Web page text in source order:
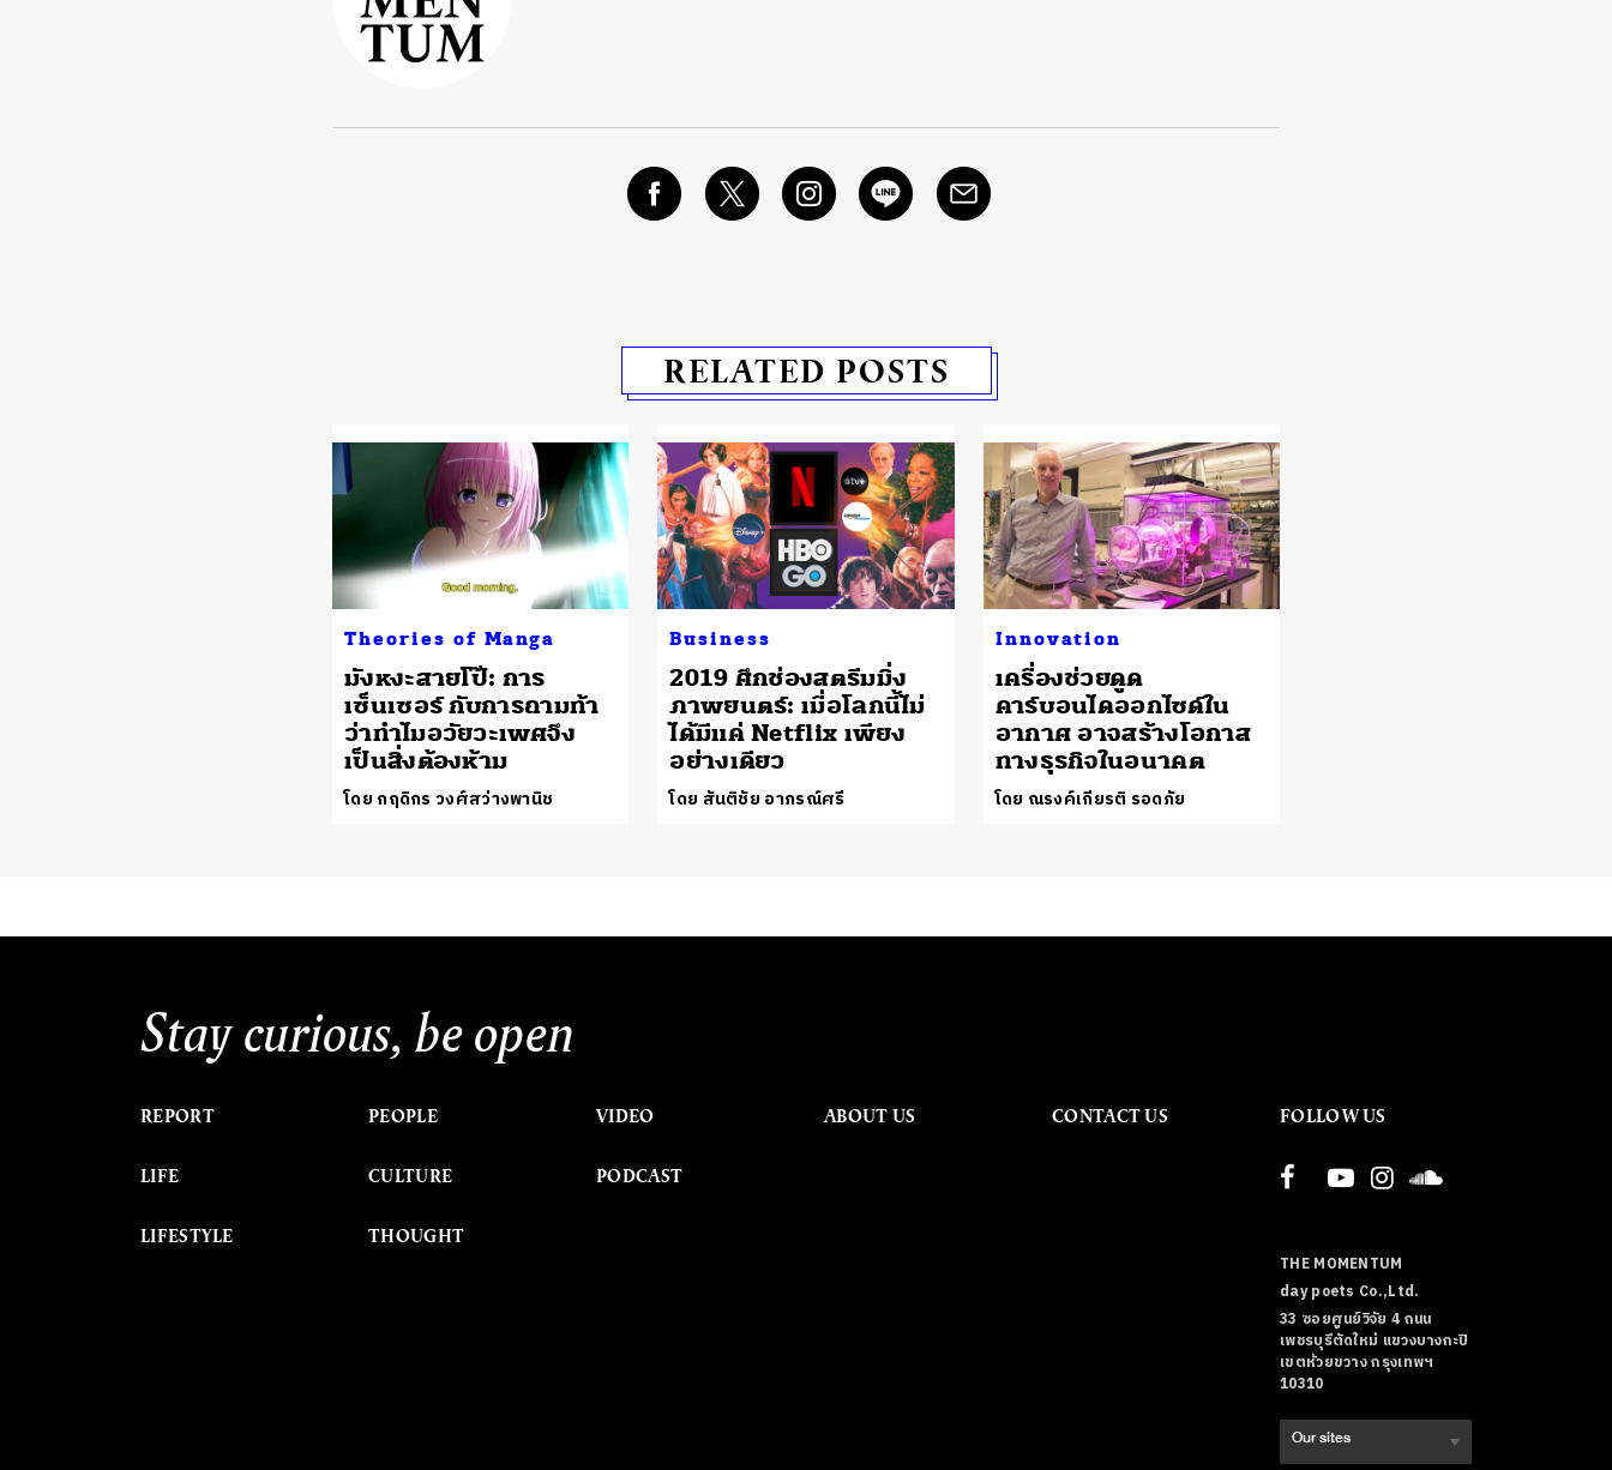
RELATED POSTS
Theories of Manga
มังหงะสายโป๊: การ
เซ็นเซอร์ กับการถามท้า
ว่าทำไมอวัยวะเพศจึง
เป็นสิ่งต้องห้าม
โดย กฤดิกร วงศ์สว่างพานิช
Business
2019 ศึกช่องสตรีมมิ่ง
ภาพยนตร์: เมื่อโลกนี้ไม่
ได้มีแค่ Netflix เพียง
อย่างเดียว
โดย สันติชัย อาภรณ์ศรี
Innovation
เครื่องช่วยดูด
คาร์บอนไดออกไซด์ใน
อากาศ อาจสร้างโอกาส
ทางธุรกิจในอนาคต
โดย ณรงค์เกียรติ รอดภัย
Stay curious, be open
REPORT
LIFE
LIFESTYLE
PEOPLE
CULTURE
THOUGHT
VIDEO
PODCAST
ABOUT US CONTACT US FOLLOW US
THE MOMENTUM
day poets Co.,Ltd.
33 ซอยศูนย์วิจัย 4 ถนน
เพชรบุรีตัดใหม่ แขวงบางกะปิ
เขตห้วยขวาง กรุงเทพฯ
10310